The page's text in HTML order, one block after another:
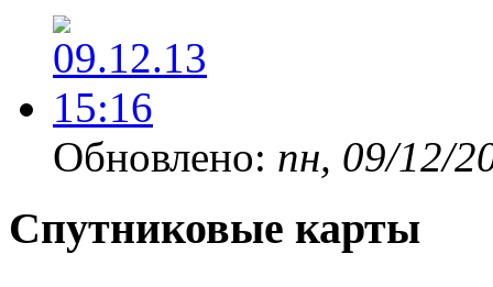
Обновлено: пн, 09/12/
Спутниковые карты